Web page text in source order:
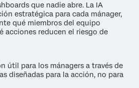
que nadie abre. La IA
estratégica para cada mánager,
qué miembros del equipo
acciones reducen el riesgo de
útil para los mánagers a través de
diseñadas para la acción, no para